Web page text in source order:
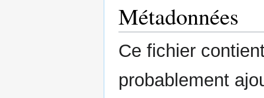
Métadonnées
Ce fichier
probablement